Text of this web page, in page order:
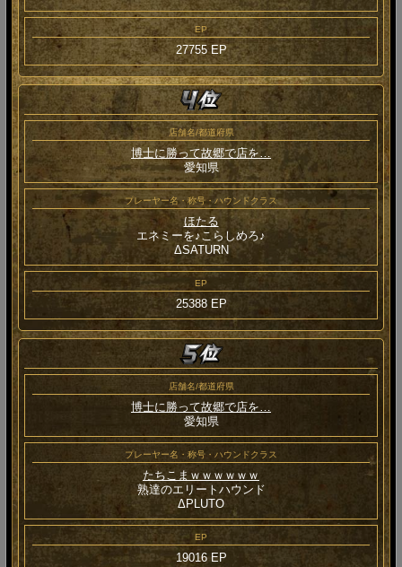
EP
27755 EP
店舗名/都道府県
博士に勝って故郷で店を…
愛知県
プレーヤー名・称号・ハウンドクラス
ほたる
エネミーを♪こらしめろ♪
ΔSATURN
EP
25388 EP
店舗名/都道府県
博士に勝って故郷で店を…
愛知県
プレーヤー名・称号・ハウンドクラス
たちこまｗｗｗｗｗｗ
熟達のエリートハウンド
ΔPLUTO
EP
19016 EP